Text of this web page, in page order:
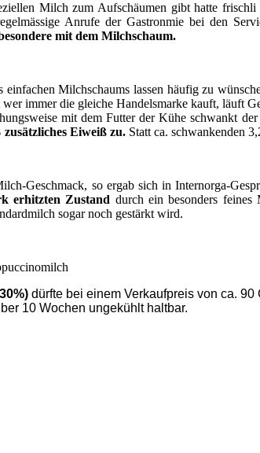
Milch zum Aufschäumen gibt hatte
Anrufe der Gastronmie bei den
mit dem Milchschaum.
einfachen Milchschaums lassen häufig zu
immer die gleiche Handelsmarke kauft, läuft
mit dem Futter der Kühe schwankt
Eiweiß zu. Statt ca. schwankenden
Geschmack, so ergab sich in Internorga-
erhitzten Zustand durch ein besonders feines
sogar noch gestärkt wird.
dürfte bei einem Verkaufpreis von ca.
10 Wochen ungekühlt haltbar.